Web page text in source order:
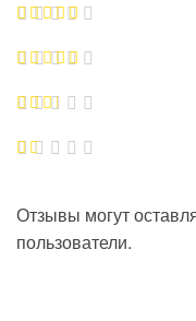
Отзывы могут
пользователи.